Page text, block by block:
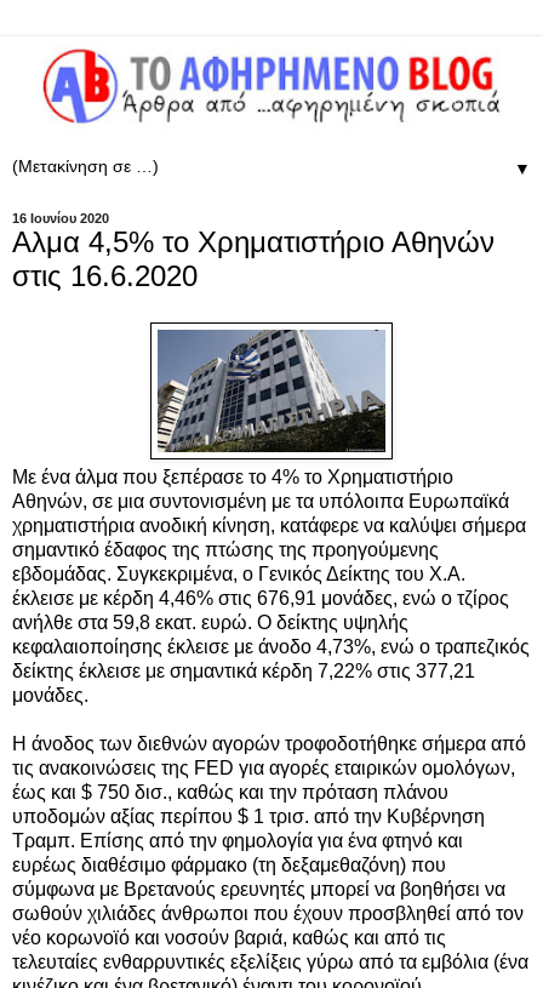
▼
16 Ιουνίου 2020
Αλμα 4,5% το Χρηματιστήριο Αθηνών
στις 16.6.2020
Με ένα άλμα που ξεπέρασε το 4% το Χρηματιστήριο
Αθηνών, σε μια συντονισμένη με τα υπόλοιπα Ευρωπαϊκά
χρηματιστήρια ανοδική κίνηση, κατάφερε να καλύψει σήμερα
σημαντικό έδαφος της πτώσης της προηγούμενης
εβδομάδας. Συγκεκριμένα, ο Γενικός Δείκτης του Χ.Α.
έκλεισε με κέρδη 4,46% στις 676,91 μονάδες, ενώ ο τζίρος
ανήλθε στα 59,8 εκατ. ευρώ. Ο δείκτης υψηλής
κεφαλαιοποίησης έκλεισε με άνοδο 4,73%, ενώ ο τραπεζικός
δείκτης έκλεισε με σημαντικά κέρδη 7,22% στις 377,21
μονάδες.
Η άνοδος των διεθνών αγορών τροφοδοτήθηκε σήμερα από
τις ανακοινώσεις της FED για αγορές εταιρικών ομολόγων,
έως και $ 750 δισ., καθώς και την πρόταση πλάνου
υποδομών αξίας περίπου $ 1 τρισ. από την Κυβέρνηση
Τραμπ. Επίσης από την φημολογία για ένα φτηνό και
ευρέως διαθέσιμο φάρμακο (τη δεξαμεθαζόνη) που
σύμφωνα με Βρετανούς ερευνητές μπορεί να βοηθήσει να
σωθούν χιλιάδες άνθρωποι που έχουν προσβληθεί από τον
νέο κορωνοϊό και νοσούν βαριά, καθώς και από τις
τελευταίες ενθαρρυντικές εξελίξεις γύρω από τα εμβόλια (ένα